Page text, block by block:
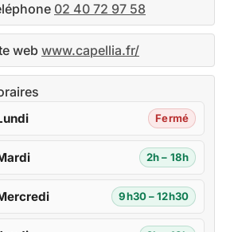
02 40 72 97 58
web www.capellia.fr/
Fermé
2h – 18h
9h30 – 12h30